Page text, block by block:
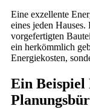
Eine exzellente
eines jeden
vorgefertigten
ein herkömmlich
Energiekosten,
Ein Beispiel